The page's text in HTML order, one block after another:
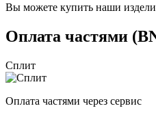
Вы можете купить наши
Оплата частями
Сплит
Оплата частями через сервис